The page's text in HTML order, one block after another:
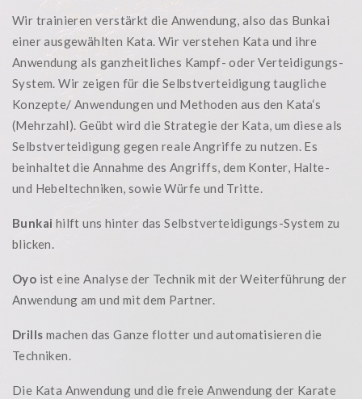
Wir trainieren verstärkt die Anwendung, also das Bunkai
einer ausgewählten Kata. Wir verstehen Kata und ihre
Anwendung als ganzheitliches Kampf- oder Verteidigungs-
System. Wir zeigen für die Selbstverteidigung taugliche
Konzepte/ Anwendungen und Methoden aus den Kata‘s
(Mehrzahl). Geübt wird die Strategie der Kata, um diese als
Selbstverteidigung gegen reale Angriffe zu nutzen. Es
beinhaltet die Annahme des Angriffs, dem Konter, Halte-
und Hebeltechniken, sowie Würfe und Tritte.
Bunkai hilft uns hinter das Selbstverteidigungs-System zu
blicken.
Oyo ist eine Analyse der Technik mit der Weiterführung der
Anwendung am und mit dem Partner.
Drills machen das Ganze flotter und automatisieren die
Techniken.
Die Kata Anwendung und die freie Anwendung der Karate